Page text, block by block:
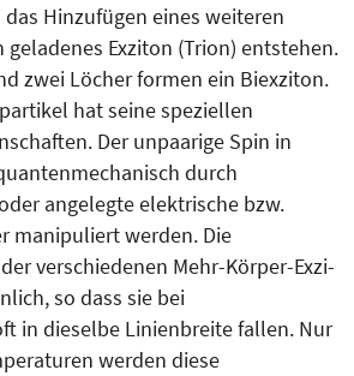
Hinzufügen eines weiteren
geladenes Exzi­ton (Trion) entstehen.
zwei Löcher formen ein Biexziton.
hat seine speziellen
Der unpaarige Spin in
durch
angelegte elektrische bzw.
manipuliert werden. Die
verschiedenen Mehr-Körper-Exzi­
so dass sie bei
in dieselbe Linienbreite fallen. Nur
werden diese